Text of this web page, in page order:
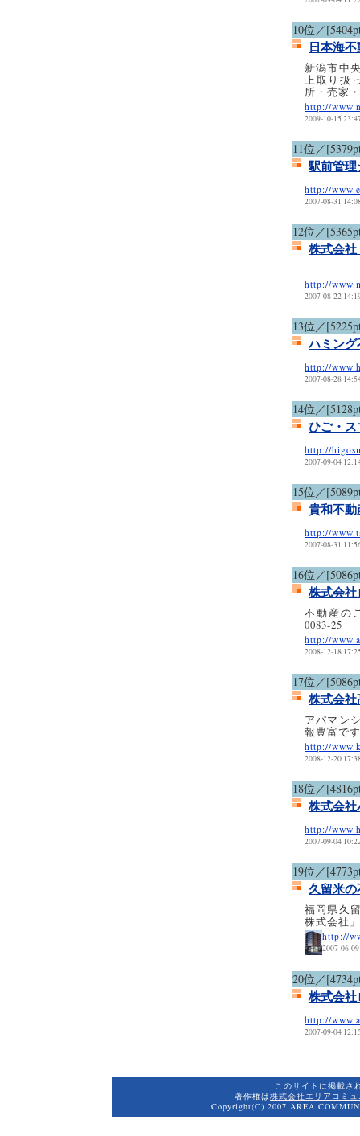
10位／
日本海
新潟市中
上取り扱
所・売家
http://
2009-10-15
11位／
駅前管
http://
2007-08-31
12位／
株式会
http://
2007-08-22
13位／
ハミン
http://
2007-08-28
14位／
ひご・
http://
2007-09-04
15位／
貴和不
http://
2007-08-31
16位／
株式会
不動産の
0083-25
http://
2008-12-18
17位／
株式会
アパマン
報豊富で
http://
2008-12-20
18位／
株式会
http://
2007-09-04
19位／
久留米
福岡県久
株式会社
http://
2007-06-
20位／
株式会
http://
2007-09-04
このサイトに掲載さ
著作権は株式会社エリアコミ
Copyright(C) 2007.AREA